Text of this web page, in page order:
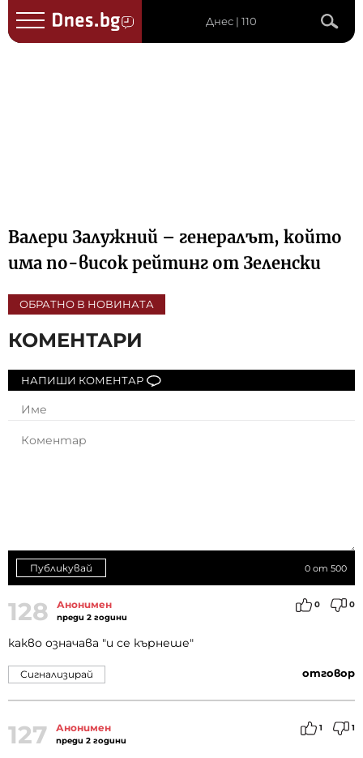
Днес | 110
Валери Залужний – генералът, който
има по-висок рейтинг от Зеленски
ОБРАТНО В НОВИНАТА
КОМЕНТАРИ
НАПИШИ КОМЕНТАР
0 от 500
Публикувай
128 Анонимен
преди 2 години
0 0
какво означава "и се кърнеше"
отговор
Сигнализирай
127 Анонимен
преди 2 години
1 1